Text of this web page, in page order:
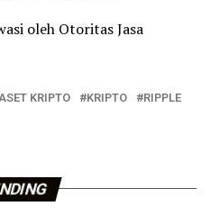
oleh Otoritas Jasa
ASET KRIPTO KRIPTO
RIPPLE